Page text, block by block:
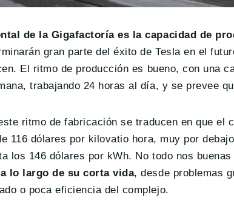
de la Gigafactoría es la capacidad de
gran parte del éxito de Tesla en el
El ritmo de producción es bueno, con una
trabajando 24 horas al día, y se prevee
ritmo de fabricación se traducen en que el
116 dólares por kilovatio hora, muy por
los 146 dólares por kWh. No todo nos
lo largo de su corta vida, desde problemas
o poca eficiencia del complejo.